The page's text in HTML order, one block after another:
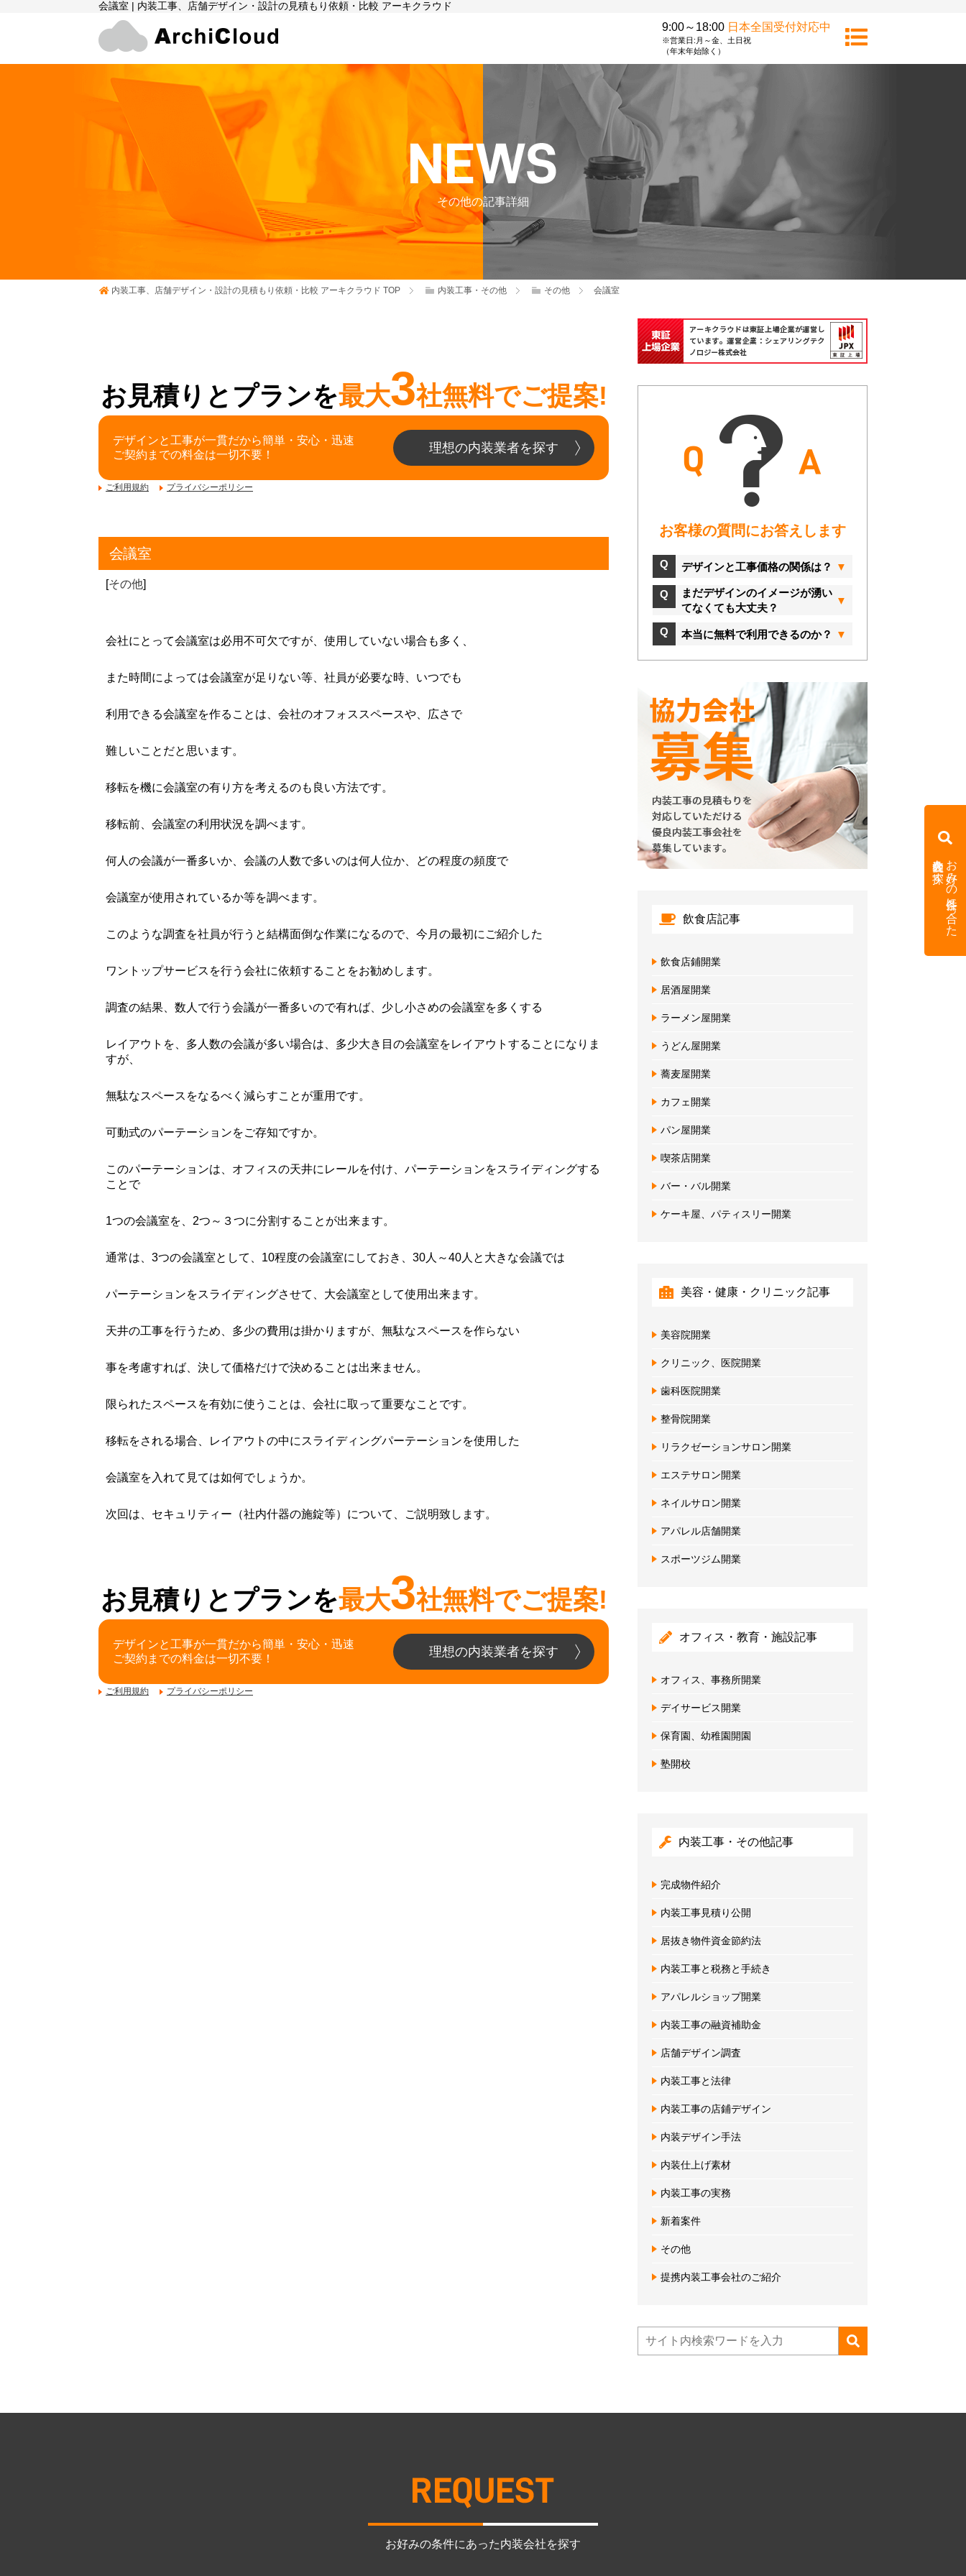
会議室 | 内装工事、店舗デザイン・設計の見積もり依頼・比較 アーキクラウド
9:00～18:00 日本全国受付対応中
※営業日:月～金、土日祝
（年末年始除く）
その他の記事詳細
内装工事、店舗デザイン・設計の見積もり依頼・比較 アーキクラウド TOP 内装工事・その他 その他 会議室
お見積りとプランを最大3社無料でご提案!
デザインと工事が一貫だから簡単・安心・迅速
ご契約までの料金は一切不要！
理想の内装業者を探す
ご利用規約 プライバシーポリシー
会議室
[その他]
会社にとって会議室は必用不可欠ですが、使用していない場合も多く、
また時間によっては会議室が足りない等、社員が必要な時、いつでも
利用できる会議室を作ることは、会社のオフォススペースや、広さで
難しいことだと思います。
移転を機に会議室の有り方を考えるのも良い方法です。
移転前、会議室の利用状況を調べます。
何人の会議が一番多いか、会議の人数で多いのは何人位か、どの程度の頻度で
会議室が使用されているか等を調べます。
このような調査を社員が行うと結構面倒な作業になるので、今月の最初にご紹介した
ワントップサービスを行う会社に依頼することをお勧めします。
調査の結果、数人で行う会議が一番多いので有れば、少し小さめの会議室を多くする
レイアウトを、多人数の会議が多い場合は、多少大き目の会議室をレイアウトすることになりま
すが、
無駄なスペースをなるべく減らすことが重用です。
可動式のパーテーションをご存知ですか。
このパーテーションは、オフィスの天井にレールを付け、パーテーションをスライディングする
ことで
1つの会議室を、2つ～３つに分割することが出来ます。
通常は、3つの会議室として、10程度の会議室にしておき、30人～40人と大きな会議では
パーテーションをスライディングさせて、大会議室として使用出来ます。
天井の工事を行うため、多少の費用は掛かりますが、無駄なスペースを作らない
事を考慮すれば、決して価格だけで決めることは出来ません。
限られたスペースを有効に使うことは、会社に取って重要なことです。
移転をされる場合、レイアウトの中にスライディングパーテーションを使用した
会議室を入れて見ては如何でしょうか。
次回は、セキュリティー（社内什器の施錠等）について、ご説明致します。
お見積りとプランを最大3社無料でご提案!
デザインと工事が一貫だから簡単・安心・迅速
ご契約までの料金は一切不要！
理想の内装業者を探す
ご利用規約 プライバシーポリシー
お客様の質問にお答えします
デザインと工事価格の関係は？
まだデザインのイメージが湧い
てなくても大丈夫？
本当に無料で利用できるのか？
飲食店記事
飲食店鋪開業
居酒屋開業
ラーメン屋開業
うどん屋開業
蕎麦屋開業
カフェ開業
パン屋開業
喫茶店開業
バー・バル開業
ケーキ屋、パティスリー開業
美容・健康・クリニック記事
美容院開業
クリニック、医院開業
歯科医院開業
整骨院開業
リラクゼーションサロン開業
エステサロン開業
ネイルサロン開業
アパレル店舗開業
スポーツジム開業
オフィス・教育・施設記事
オフィス、事務所開業
デイサービス開業
保育園、幼稚園開園
塾開校
内装工事・その他記事
完成物件紹介
内装工事見積り公開
居抜き物件資金節約法
内装工事と税務と手続き
アパレルショップ開業
内装工事の融資補助金
店舗デザイン調査
内装工事と法律
内装工事の店鋪デザイン
内装デザイン手法
内装仕上げ素材
内装工事の実務
新着案件
その他
提携内装工事会社のご紹介
お好みの条件にあった内装会社を探す
お好みの条件に合った
内装会社を探す